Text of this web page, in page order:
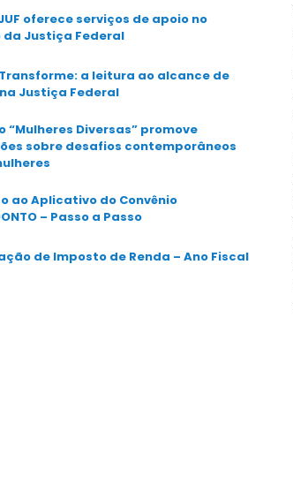
oferece serviços de apoio no
da Justiça Federal
a leitura ao alcance de
Justiça Federal
“Mulheres Diversas” promove
sobre desafios contemporâneos
ao Aplicativo do Convênio
– Passo a Passo
de Imposto de Renda – Ano Fiscal